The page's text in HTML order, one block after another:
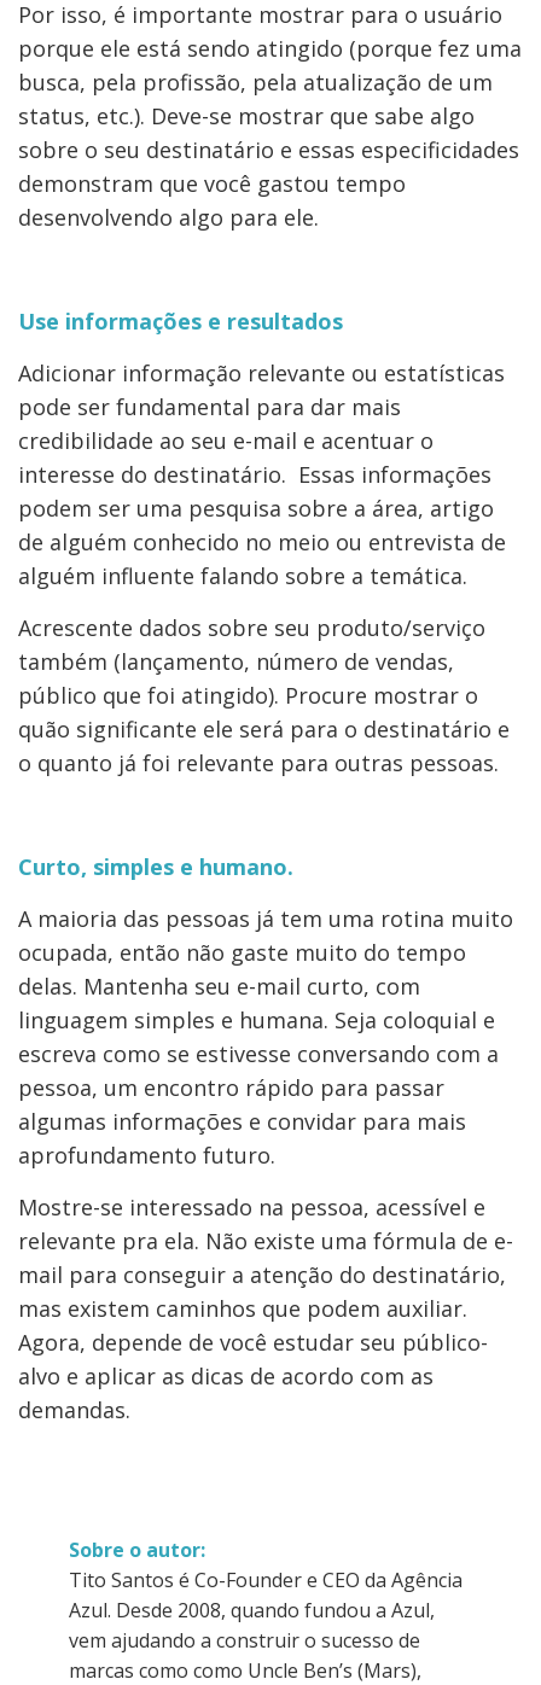
Por isso, é importante mostrar para o usuário
porque ele está sendo atingido (porque fez uma
busca, pela profissão, pela atualização de um
status, etc.). Deve-se mostrar que sabe algo
sobre o seu destinatário e essas especificidades
demonstram que você gastou tempo
desenvolvendo algo para ele.
Use informações e resultados
Adicionar informação relevante ou estatísticas
pode ser fundamental para dar mais
credibilidade ao seu e-mail e acentuar o
interesse do destinatário. Essas informações
podem ser uma pesquisa sobre a área, artigo
de alguém conhecido no meio ou entrevista de
alguém influente falando sobre a temática.
Acrescente dados sobre seu produto/serviço
também (lançamento, número de vendas,
público que foi atingido). Procure mostrar o
quão significante ele será para o destinatário e
o quanto já foi relevante para outras pessoas.
Curto, simples e humano.
A maioria das pessoas já tem uma rotina muito
ocupada, então não gaste muito do tempo
delas. Mantenha seu e-mail curto, com
linguagem simples e humana. Seja coloquial e
escreva como se estivesse conversando com a
pessoa, um encontro rápido para passar
algumas informações e convidar para mais
aprofundamento futuro.
Mostre-se interessado na pessoa, acessível e
relevante pra ela. Não existe uma fórmula de e-
mail para conseguir a atenção do destinatário,
mas existem caminhos que podem auxiliar.
Agora, depende de você estudar seu público-
alvo e aplicar as dicas de acordo com as
demandas.
Sobre o autor:
Tito Santos é Co-Founder e CEO da Agência
Azul. Desde 2008, quando fundou a Azul,
vem ajudando a construir o sucesso de
marcas como como Uncle Ben’s (Mars),